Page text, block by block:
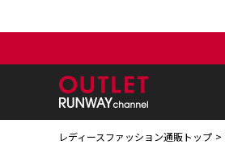
レディースファッション通販トップ